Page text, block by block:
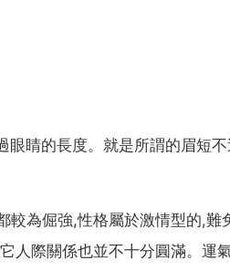
眼睛的長度。就是所謂的眉短
較為倔強,性格屬於激情型的,
人際關係也並不十分圓滿。運